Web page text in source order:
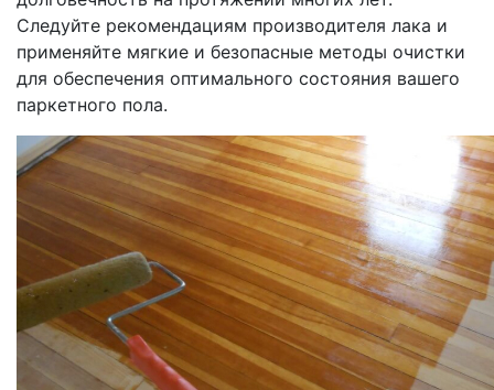
Следуйте рекомендациям производителя лака и
применяйте мягкие и безопасные методы очистки
для обеспечения оптимального состояния вашего
паркетного пола.